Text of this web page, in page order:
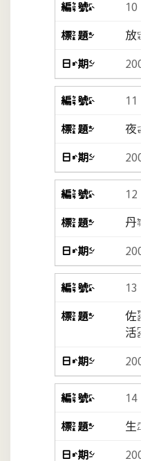
10
11
12
13
14